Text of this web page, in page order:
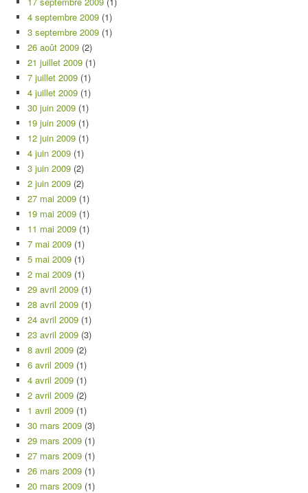
4 septembre 2009 (1)
3 septembre 2009 (1)
26 août 2009 (2)
21 juillet 2009 (1)
7 juillet 2009 (1)
4 juillet 2009 (1)
30 juin 2009 (1)
19 juin 2009 (1)
12 juin 2009 (1)
4 juin 2009 (1)
3 juin 2009 (2)
2 juin 2009 (2)
27 mai 2009 (1)
19 mai 2009 (1)
11 mai 2009 (1)
7 mai 2009 (1)
5 mai 2009 (1)
2 mai 2009 (1)
29 avril 2009 (1)
28 avril 2009 (1)
24 avril 2009 (1)
23 avril 2009 (3)
8 avril 2009 (2)
6 avril 2009 (1)
4 avril 2009 (1)
2 avril 2009 (2)
1 avril 2009 (1)
30 mars 2009 (3)
29 mars 2009 (1)
27 mars 2009 (1)
26 mars 2009 (1)
20 mars 2009 (1)